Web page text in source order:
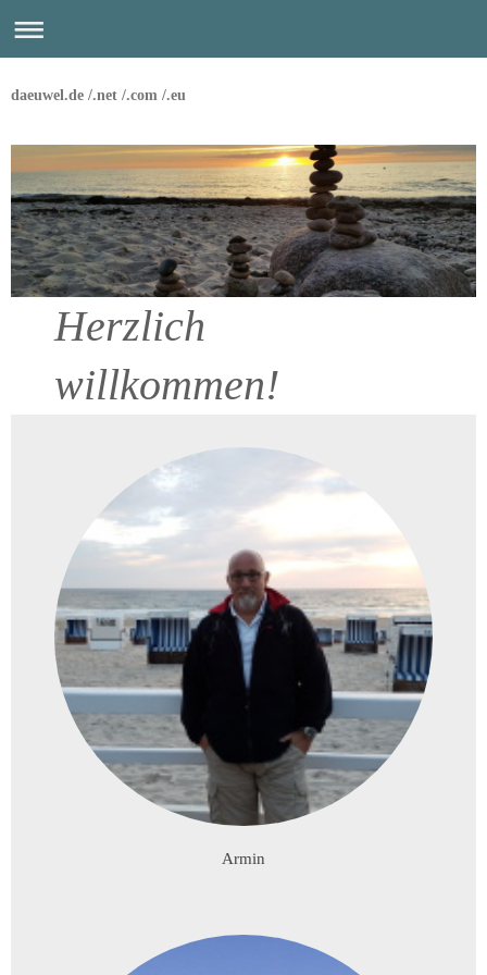
daeuwel.de /.net /.com /.eu
Herzlich
willkommen!
Armin